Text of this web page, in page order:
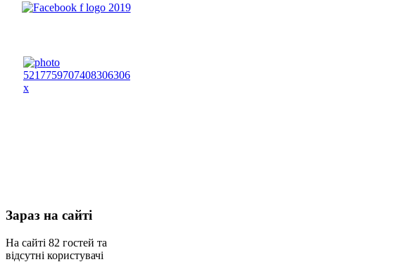
Зараз на сайті
На сайті 82 гостей та
відсутні користувачі